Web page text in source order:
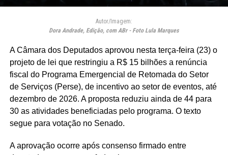
Autor/Imagem:
Dora Andrade, Edição, com ABr - Foto Lula Marques
A Câmara dos Deputados aprovou nesta terça-feira (23) o
projeto de lei que restringiu a R$ 15 bilhões a renúncia
fiscal do Programa Emergencial de Retomada do Setor
de Serviços (Perse), de incentivo ao setor de eventos, até
dezembro de 2026. A proposta reduziu ainda de 44 para
30 as atividades beneficiadas pelo programa. O texto
segue para votação no Senado.
A aprovação ocorre após consenso firmado entre